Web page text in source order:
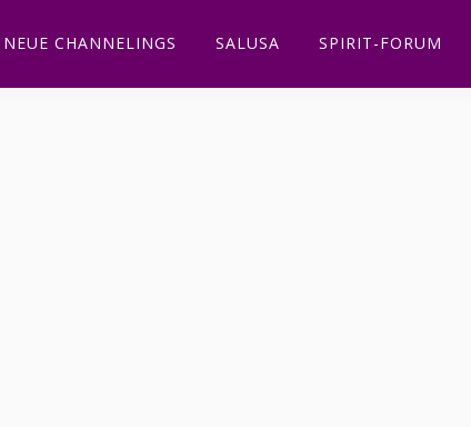
NEUE CHANNELINGS SALUSA SPIRIT-FORUM